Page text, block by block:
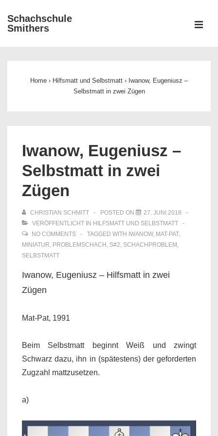
Zum
Inhalt
Schachschule
Smithers
Home › Hilfsmatt und Selbstmatt › Iwanow, Eugeniusz –
Selbstmatt in zwei Zügen
Iwanow, Eugeniusz –
Selbstmatt in zwei
Zügen
CHRISTIAN SCHMITT POSTED ON
27. JUNI 2018
VERÖFFENTLICHT IN HILFSMATT UND SELBSTMATT
NO COMMENTS
TAGGED WITH IWANOW, MAT-PAT,
MINIATUR, PROBLEMSCHACH , S#2, SCHACHPROBLEM ,
SELBSTMATT
Iwanow, Eugeniusz – Hilfsmatt in zwei
Zügen
Mat-Pat, 1991
Beim Selbstmatt beginnt Weiß und zwingt
Schwarz dazu, ihn in (spätestens) der geforderten
Zugzahl mattzusetzen.
a)